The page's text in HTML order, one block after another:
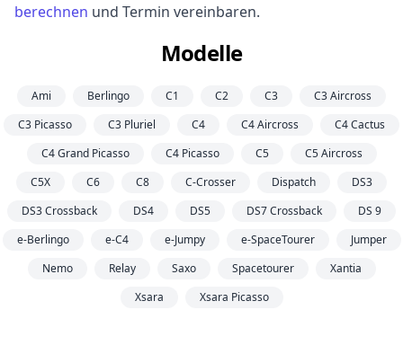
berechnen und Termin vereinbaren.
Modelle
Ami Berlingo C1 C2 C3
C3 Aircross
C3 Picasso
C3 Pluriel C4 C4 Aircross
C4 Cactus
C4 Grand Picasso
C4 Picasso C5
C5 Aircross
C5X
C6 C8 C-Crosser Dispatch
DS3
DS3 Crossback
DS4 DS5 DS7 Crossback
DS 9
e-Berlingo
e-C4 e-Jumpy e-SpaceTourer
Jumper
Nemo
Relay Saxo Spacetourer
Xantia
Xsara
Xsara Picasso